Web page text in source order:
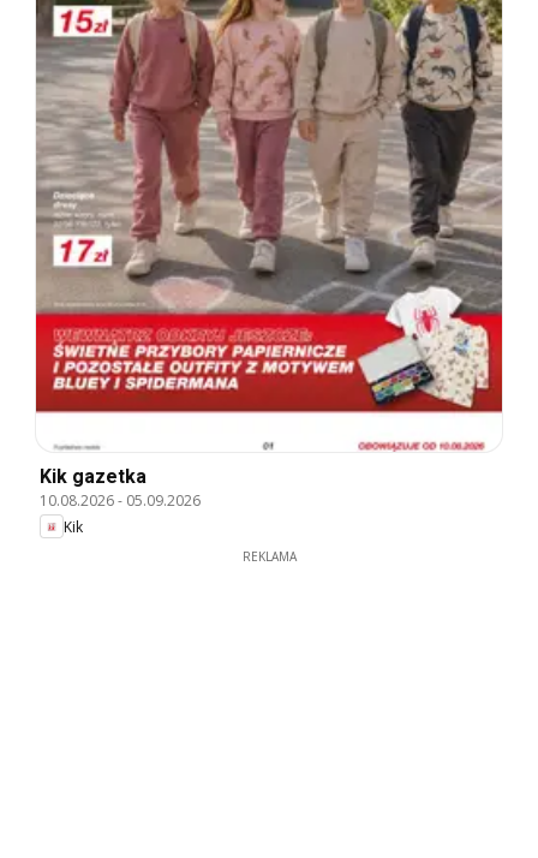
Kik gazetka
10.08.2026- 05.09.2026
Kik
REKLAMA